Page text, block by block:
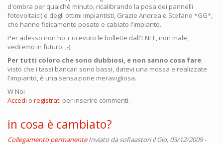
d'ombra per qualchè minuto, ricalibrando la posa dei pannelli
fotovoltaici) e degli ottimi impiantisti, Grazie Andrea e Stefano *GG*,
che hanno fisicamente posato e cablato l'impianto.
Per adesso non ho + ricevuto le bollette dall'ENEL, non male,
vedremo in futuro. ;-)
Per tutti coloro che sono dubbiosi, e non sanno cosa fare:
visto che i tassi bancari sono bassi, datevi una mossa e realizzate
l'impianto, è una sensazione meravigliosa.
W Noi
Accedi o registrati per inserire commenti.
in cosa è cambiato?
Collegamento permanente Inviato da sofiaastoriil Gio, 03/12/2009 -